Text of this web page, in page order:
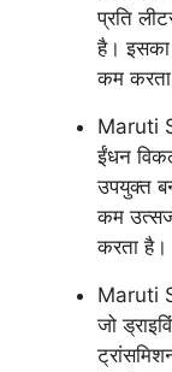
प्रति
है।
कम
Maruti
ईंधन
उपयुक्त
कम
करता है।
Maruti
जो